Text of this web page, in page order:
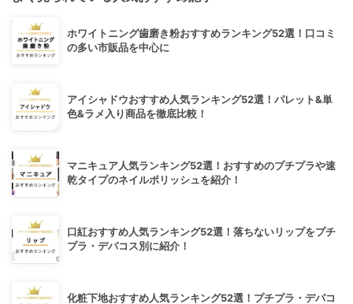
ホワイトニング歯磨き粉おすすめランキング52選！口コミ
の多い市販品を中心に
アイシャドウおすすめ人気ランキング52選！パレット&単
色&ラメ入り商品を徹底比較！
マニキュア人気ランキング52選！おすすめのプチプラや速
乾タイプのネイルポリッシュを紹介！
口紅おすすめ人気ランキング52選！落ちないリップをプチ
プラ・デパコス別に紹介！
化粧下地おすすめ人気ランキング52選！プチプラ・デパコ